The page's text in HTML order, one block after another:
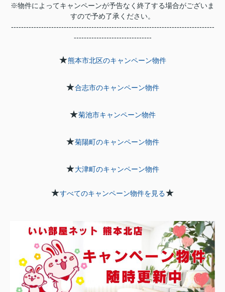
※物件によってキャンペーンが予告なく終了する場合がございま
すので予め了承ください。
---------------------------------------------------------------------------------
-------------------------------
★熊本市北区のキャンペーン物件
★合志市のキャンペーン物件
★菊池市キャンペーン物件
★菊陽町のキャンペーン物件
★大津町のキャンペーン物件
★すべてのキャンペーン物件を見る★